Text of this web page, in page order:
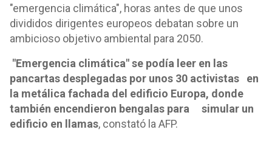
"emergencia climática", horas antes de que unos
divididos dirigentes europeos debatan sobre un
ambicioso objetivo ambiental para 2050.
"Emergencia climática" se podía leer en las
pancartas desplegadas por unos 30 activistas en
la metálica fachada del edificio Europa, donde
también encendieron bengalas para simular un
edificio en llamas, constató la AFP.